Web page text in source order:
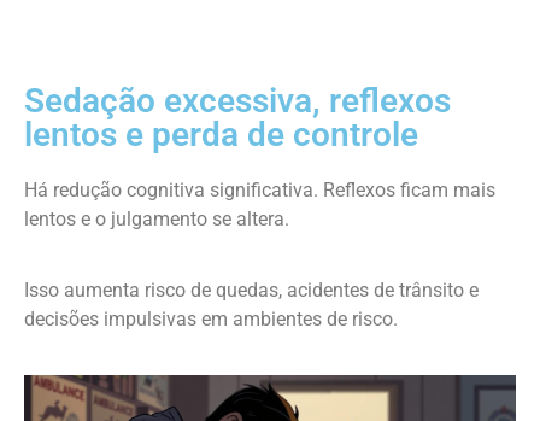
Sedação excessiva, reflexos
lentos e perda de controle
Há redução cognitiva significativa. Reflexos ficam mais
lentos e o julgamento se altera.
Isso aumenta risco de quedas, acidentes de trânsito e
decisões impulsivas em ambientes de risco.